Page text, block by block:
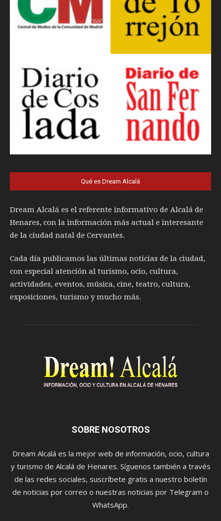
Qué es Dream Alcalá
Dream Alcalá es el referente informativo de Alcalá de
Henares, con la información más actual e interesante
de la ciudad natal de Cervantes.
Cada día publicamos las últimas noticias de la ciudad,
con especial atención al turismo, ocio, cultura,
actividades, eventos, música, cine, teatro, cultura,
exposiciones, turismo y mucho más.
SOBRE NOSOTROS
Dream Alcalá es la mejor web de información, ocio, cultura
y turismo de Alcalá de Henares. Síguenos también a través
de las redes sociales, suscríbete gratis a nuestro boletín
de noticias por correo o nuestras noticias por Telegram o
WhatsApp.